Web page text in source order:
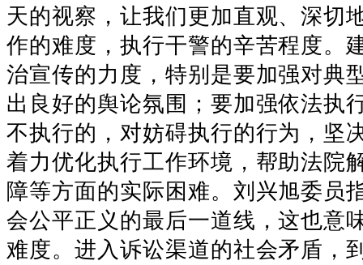
天的视察，让我们更加直观、深切
作的难度，执行干警的辛苦程度。
治宣传的力度，特别是要加强对典
出良好的舆论氛围；要加强依法执
不执行的，对妨碍执行的行为，坚
着力优化执行工作环境，帮助法院
障等方面的实际困难。刘兴旭委员
会公平正义的最后一道线，这也意
难度。进入诉讼渠道的社会矛盾，